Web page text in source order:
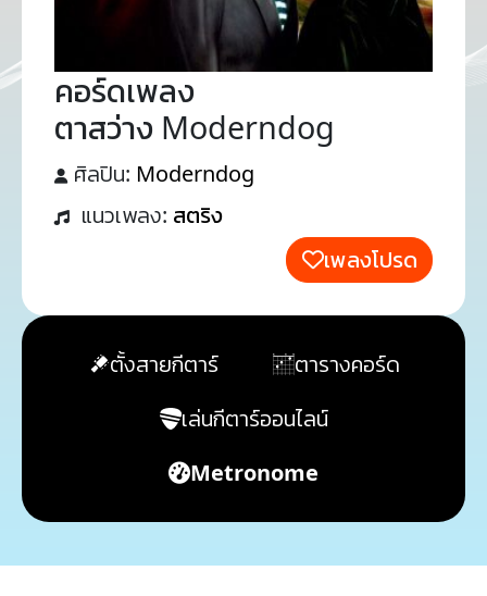
คอร์ดเพลง
ตาสว่าง Moderndog
ศิลปิน: Moderndog
แนวเพลง: สตริง
เพลงโปรด
ตั้งสายกีตาร์
ตารางคอร์ด
เล่นกีตาร์ออนไลน์
Metronome